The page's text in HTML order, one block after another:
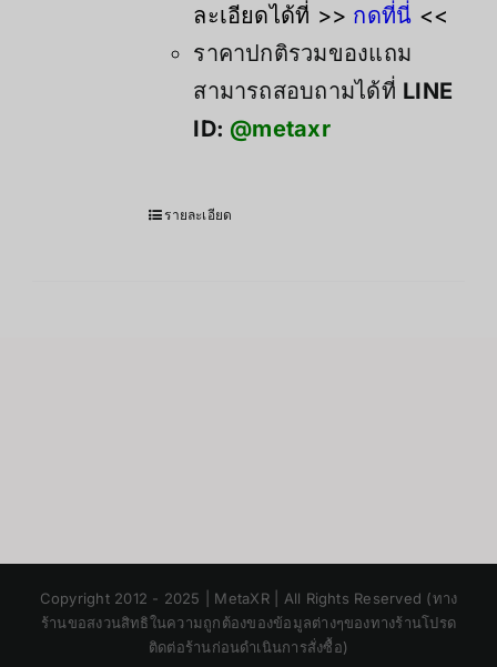
ละเอียดได้ที่ >> กดที่นี่ <<
ราคาปกติรวมของแถม
สามารถสอบถามได้ที่ LINE
ID: @metaxr
รายละเอียด
Copyright 2012 - 2025 | MetaXR | All Rights Reserved (ทาง
ร้านขอสงวนสิทธิในความถูกต้องของข้อมูลต่างๆของทางร้านโปรด
ติดต่อร้านก่อนดำเนินการสั่งซื้อ)Chinese